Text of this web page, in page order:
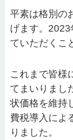
平素は格別の
げます。
ていただくこ
これまで皆様
てまいりまし
状価格を維持
費税導入によ
りました。